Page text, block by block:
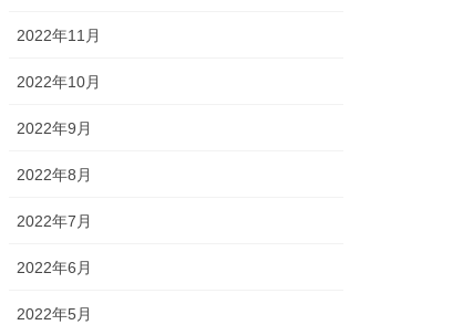
2022年11月
2022年10月
2022年9月
2022年8月
2022年7月
2022年6月
2022年5月